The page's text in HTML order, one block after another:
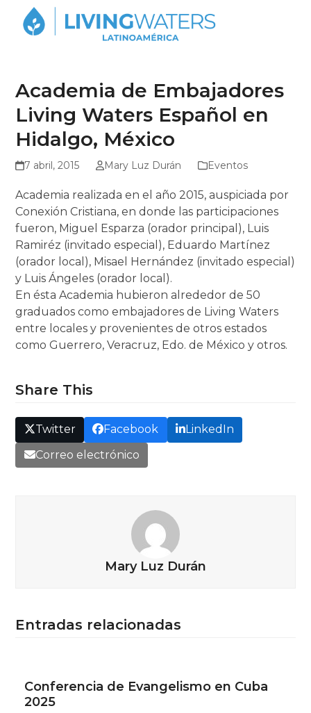
Open
mobile
Close
mobile
Academia de Embajadores
Living Waters Español en
Hidalgo, México
7 abril, 2015 Mary Luz Durán Eventos
Academia realizada en el año 2015, auspiciada por
Conexión Cristiana, en donde las participaciones
fueron, Miguel Esparza (orador principal), Luis
Ramiréz (invitado especial), Eduardo Martínez
(orador local), Misael Hernández (invitado especial)
y Luis Ángeles (orador local).
En ésta Academia hubieron alrededor de 50
graduados como embajadores de Living Waters
entre locales y provenientes de otros estados
como Guerrero, Veracruz, Edo. de México y otros.
Share This
Twitter Facebook
LinkedIn
Correo electrónico
Mary Luz Durán
Entradas relacionadas
Conferencia de Evangelismo en Cuba
2025